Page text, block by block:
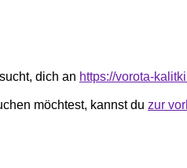
dich an https://vorota-
möchtest, kannst du zur